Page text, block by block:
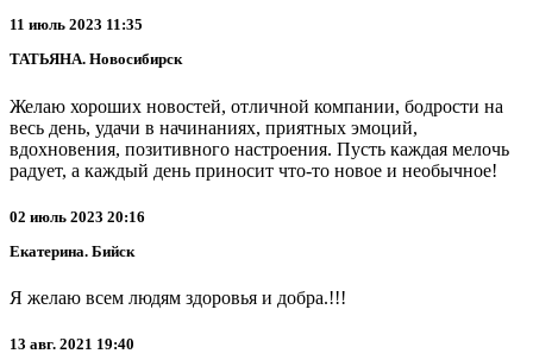
11 июль 2023 11:35
ТАТЬЯНА. Новосибирск
Желаю хороших новостей, отличной компании, бодрости на
весь день, удачи в начинаниях, приятных эмоций,
вдохновения, позитивного настроения. Пусть каждая мелочь
радует, а каждый день приносит что-то новое и необычное!
02 июль 2023 20:16
Екатерина. Бийск
Я желаю всем людям здоровья и добра.!!!
13 авг. 2021 19:40